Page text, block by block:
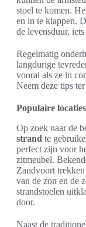
stoel te komen.
en in te klappen.
de levensduur,
Regelmatig
langdurige
vooral als ze in
Neem deze tips
Populaire
Op zoek naar de
strand te
perfect zijn voor
zitmeubel.
Zandvoort
van de zon en de
strandstoelen
door.
Naast de